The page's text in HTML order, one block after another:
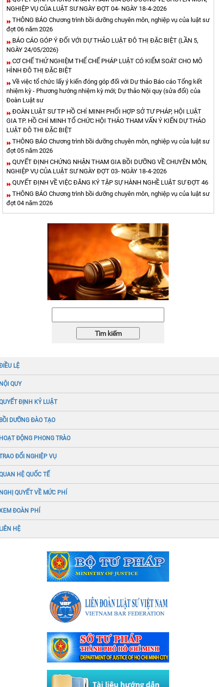
NGHIỆP VỤ CỦA LUẬT SƯ NGÀY ĐỢT 04- NGÀY 18-4-2026
THÔNG BÁO Chương trình bồi dưỡng chuyên môn, nghiệp vụ của luật sư
đợt 06 năm 2026
BÁO CÁO GÓP Ý ĐỐI VỚI DỰ THẢO LUẬT ĐÔ THỊ ĐẶC BIỆT (LẦN 5,
NGÀY 24/05/2026)
CƠ CHẾ THỬ NGHIỆM THỂ CHẾ PHÁP LUẬT CÓ KIỂM SOÁT CHO MÔ
HÌNH ĐÔ THỊ ĐẶC BIỆT
Về việc tổ chức lấy ý kiến đóng góp đối với Dự thảo Báo cáo Tổng kết
nhiệm kỳ - Phương hướng nhiệm kỳ mới; Dự thảo Nội quy (sửa đổi) của
Đoàn Luật sư
ĐOÀN LUẬT SƯ TP HỒ CHÍ MINH PHỐI HỢP SỞ TƯ PHÁP, HỘI LUẬT
GIA TP. HỒ CHÍ MINH TỔ CHỨC HỘI THẢO THAM VẤN Ý KIẾN DỰ THẢO
LUẬT ĐÔ THI ĐẶC BIỆT
THÔNG BÁO Chương trình bồi dưỡng chuyên môn, nghiệp vụ của luật sư
đợt 05 năm 2026
QUYẾT ĐỊNH CHỨNG NHẬN THAM GIA BỒI DƯỠNG VỀ CHUYÊN MÔN,
NGHIỆP VỤ CỦA LUẬT SƯ NGÀY ĐỢT 03- NGÀY 18-4-2026
QUYẾT ĐỊNH VỀ VIỆC ĐĂNG KÝ TẬP SỰ HÀNH NGHỀ LUẬT SƯ ĐỢT 46
THÔNG BÁO Chương trình bồi dưỡng chuyên môn, nghiệp vụ của luật sư
đợt 04 năm 2026
LỆ
QUY
ĐỊNH KỶ LUẬT
DƯỠNG ĐÀO TẠO
ĐỘNG PHONG TRÀO
ĐỔI NGHIỆP VỤ
HỆ QUỐC TẾ
QUYẾT VỀ MỨC PHÍ
ĐOÀN PHÍ
HỆ